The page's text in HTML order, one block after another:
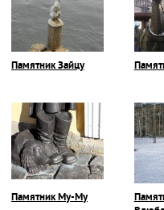
Памятник Зайцу
Памятник Му-Му